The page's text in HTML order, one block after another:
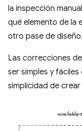
la inspección
qué elemento de la
otro pase de diseño.
Las correcciones
ser simples y fáciles
simplicidad de